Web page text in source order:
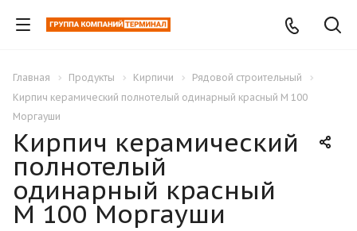
Главная Продукты Кирпичи
Рядовой строительный
Кирпич керамический полнотелый одинарный красный М 100
Моргауши
Кирпич керамический
полнотелый
одинарный красный
М 100 Моргауши